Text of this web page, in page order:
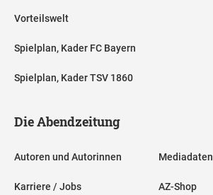
Vorteilswelt
Spielplan, Kader FC Bayern
Spielplan, Kader TSV 1860
Die Abendzeitung
Autoren und Autorinnen
Karriere / Jobs
Mediadaten
AZ-Shop